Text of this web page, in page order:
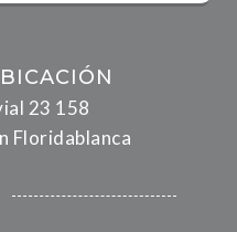
23 158
Floridablanca